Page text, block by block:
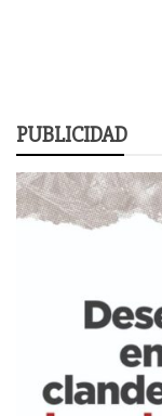
PUBLICIDAD